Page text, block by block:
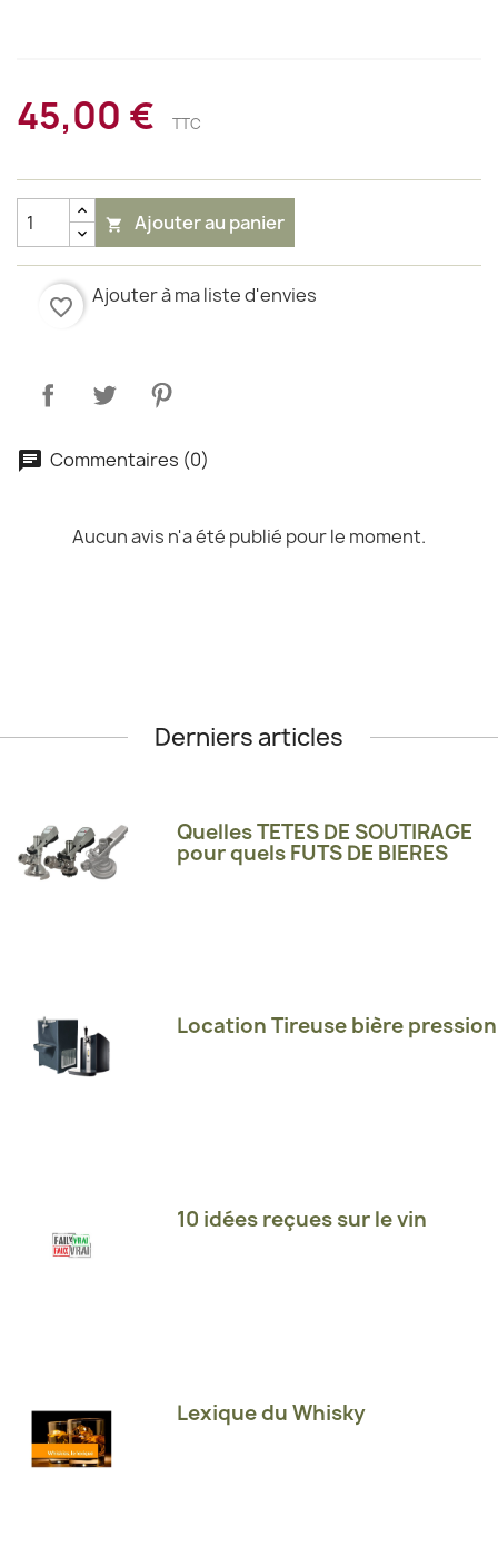
45,00 € TTC
 Ajouter au panier
favorite_border Ajouter à ma liste d'envies
Commentaires (0)
Aucun avis n'a été publié pour le moment.
Derniers articles
Quelles TETES DE SOUTIRAGE
pour quels FUTS DE BIERES
Location Tireuse bière pression
10 idées reçues sur le vin
Lexique du Whisky